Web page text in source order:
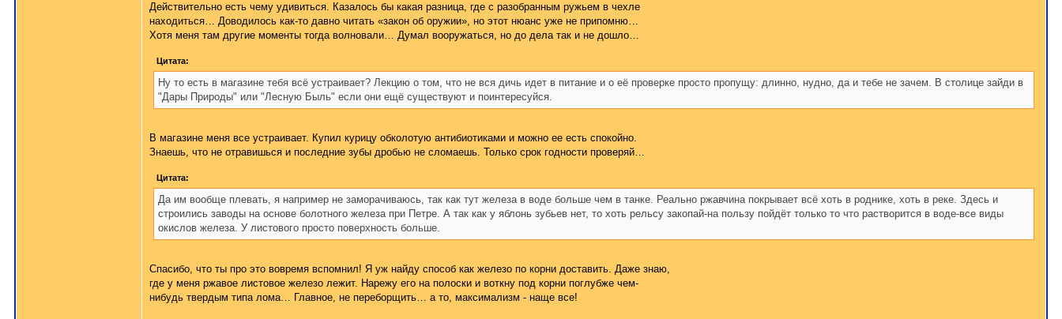
Действительно есть чему удивиться. Казалось бы какая разница, где с разобранным ружьем в чехле
находиться… Доводилось как-то давно читать «закон об оружии», но этот нюанс уже не припомню…
Хотя меня там другие моменты тогда волновали… Думал вооружаться, но до дела так и не дошло…
Цитата:
Ну то есть в магазине тебя всё устраивает? Лекцию о том, что не вся дичь идет в питание и о её проверке просто пропущу: длинно, нудно, да и тебе не зачем. В столице зайди в
"Дары Природы" или "Лесную Быль" если они ещё существуют и поинтересуйся.
В магазине меня все устраивает. Купил курицу обколотую антибиотиками и можно ее есть спокойно.
Знаешь, что не отравишься и последние зубы дробью не сломаешь. Только срок годности проверяй…
Цитата:
Да им вообще плевать, я например не заморачиваюсь, так как тут железа в воде больше чем в танке. Реально ржавчина покрывает всё хоть в роднике, хоть в реке. Здесь и
строились заводы на основе болотного железа при Петре. А так как у яблонь зубьев нет, то хоть рельсу закопай-на пользу пойдёт только то что растворится в воде-все виды
окислов железа. У листового просто поверхность больше.
Спасибо, что ты про это вовремя вспомнил! Я уж найду способ как железо по корни доставить. Даже знаю,
где у меня ржавое листовое железо лежит. Нарежу его на полоски и воткну под корни поглубже чем-
нибудь твердым типа лома… Главное, не переборщить… а то, максимализм - наще все!